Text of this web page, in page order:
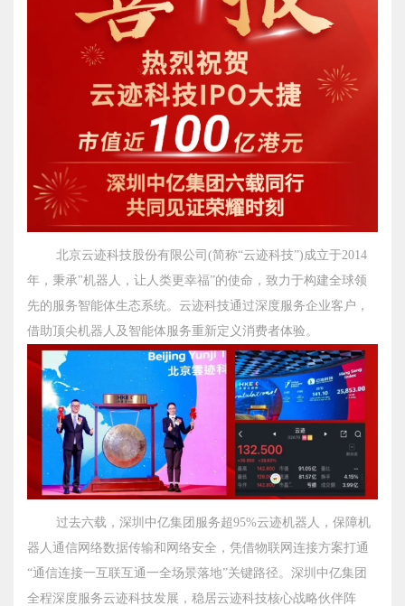
北京云迹科技股份有限公司(简称“云迹科技”)成立于2014
年，秉承"机器人，让人类更幸福”的使命，致力于构建全球领
先的服务智能体生态系统。云迹科技通过深度服务企业客户，
借助顶尖机器人及智能体服务重新定义消费者体验。
过去六载，深圳中亿集团服务超95%云迹机器人，保障机
器人通信网络数据传输和网络安全，凭借物联网连接方案打通
“通信连接一互联互通一全场景落地”关键路径。深圳中亿集团
全程深度服务云迹科技发展，稳居云迹科技核心战略伙伴阵